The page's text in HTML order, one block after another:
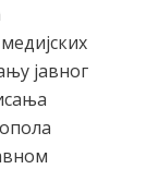
јавног